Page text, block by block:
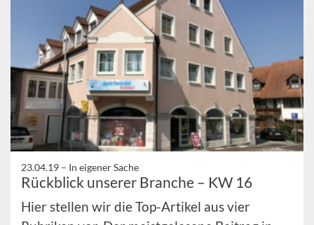
23.04.19 – In eigener Sache
Rückblick unserer Branche – KW 16
Hier stellen wir die Top-Artikel aus vier